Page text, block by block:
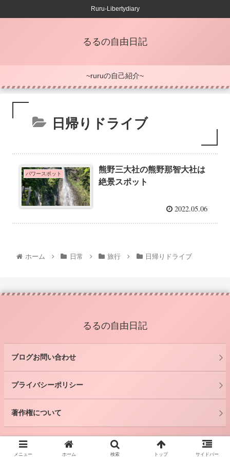
Ruru-Libertydiary
るるの自由日記
~ruruの自己紹介~
日帰りドライブ
パワースポット
熊野三大社の熊野那智大社は
絶景スポット
2022.05.06
ホーム 日常 旅行 日帰りドライブ
るるの自由日記
ブログお問い合わせ
プライバシーポリシー
著作権について
© 2021 るるの自由日記.
メニュー ホーム 検索 トップ サイドバー